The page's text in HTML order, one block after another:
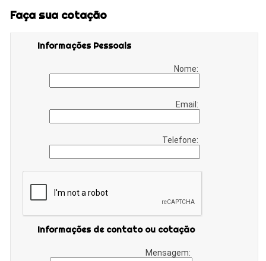
Faça sua cotação
Informações Pessoais
Nome:
Email:
Telefone:
Informações de contato ou cotação
Mensagem: